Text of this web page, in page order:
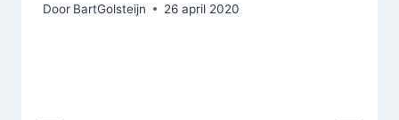
Door BartGolsteijn 26 april 2020